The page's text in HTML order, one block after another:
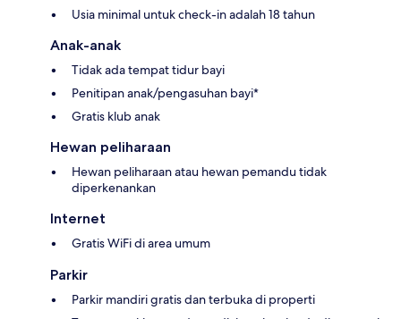
Usia minimal untuk check-in adalah 18 tahun
Anak-anak
Tidak ada tempat tidur bayi
Penitipan anak/pengasuhan bayi*
Gratis klub anak
Hewan peliharaan
Hewan peliharaan atau hewan pemandu tidak
diperkenankan
Internet
Gratis WiFi di area umum
Parkir
Parkir mandiri gratis dan terbuka di properti